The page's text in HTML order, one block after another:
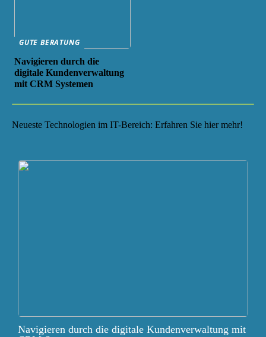
GUTE BERATUNG
Navigieren durch die
digitale Kundenverwaltung
mit CRM Systemen
Neueste Technologien im IT-Bereich: Erfahren Sie hier mehr!
Navigieren durch die digitale Kundenverwaltung mit